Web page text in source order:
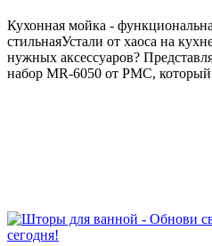
Кухонная мойка -
стильнаяУстали от хаоса на
нужных аксессуаров?
набор MR-6050 от РМС, который